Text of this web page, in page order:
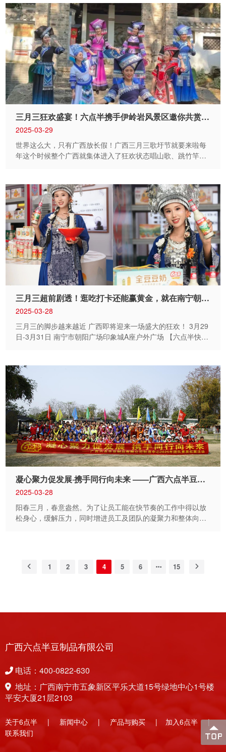
产学研协同创新，促进产业升级，助力广西实现高质量发
展。“全豆豆奶品质及功能性提升关键技术研究与应用示范”项
目的正式启动，标志着公司以科技创新为引擎、推动产业升级
的战略迈入了全新的阶段。 六点半公司总裁周九平、副总裁兼
总裁助理邓云文、北部湾大学教授吴海波、广西臻业诚产业高
质量发展研究院常务副院长韦尚江、工程师冯仕江和六点半公
司研发部经理卢莉、财务部经理孙梓航以及项目组的其他核心
成员出席了会议，共商项目相关事宜。 首先，吴海波教授
对项目任务书进行了深入解读，系统阐述了研究内容、里程碑
节点、研究目标及关键任务。该项目紧抓高附加值全豆豆奶的
广阔市场前景，通过全豆技术的利用、功能性成分的精准强化
以及生产工艺的创新，聚焦于功能性全豆豆奶的...
三月三狂欢盛宴！六点半携手伊岭岩风景区邀你共赏壮乡风情！
2025-03-29
世界这么大，只有广西放长假！广西三月三歌圩节就要来啦每
年这个时候整个广西就集体进入了狂欢状态唱山歌、跳竹竿
一场别开生面的民俗文化盛宴！这份游玩攻略请收好！ 三月
三嗨翻壮乡，中豆得豆好运长 活动时间 3月29日—3月31日
9:00-17:30 活动地点 伊岭岩风景区溶洞出口前空地 活动内容
免费试饮：现场品尝6点半豆奶，享受健康美味 抽签活动：试
试你的三月三运气抽中即可赢取6点半周边好礼 套圈游戏：套
中目标6点半豆奶直接带回家 民俗+非遗 欢乐玩不停 活动内
容 民俗歌舞表演，精彩的民俗歌舞表演将为您呈现一场视听
盛宴，让您亲身感受壮族文化的深厚底蕴与独特魅力。 活动时
间 3月30日-31日13:00—14:00 活动地点 伊岭岩景区舞台
武鸣山歌协会歌手即兴表演 表演内容 武鸣山歌协会歌手将带
来即兴表演，一首首悠扬的山歌，诉说着壮族的古老传说，赞
美着壮乡的美丽山水。 表...
三月三超前剧透！逛吃打卡还能赢黄金，就在南宁朝阳印象城！
2025-03-28
三月三的脚步越来越近 广西即将迎来一场盛大的狂欢！ 3月29
日-3月31日 南宁市朝阳广场印象城A座户外广场 【六点半快闪
逛吃打卡还能赢黄金 让你“一步到味，邕有快乐” “广西十八
怪”欢迎你来猜 一提起广西，大家通常就会想到桂林山水、龙
脊梯田、德天瀑布等风景名胜，然而广西还有许多鲜为人知的
冷知识，比如神秘的“广西有十八怪”。每一怪都对应着广西的
一处独特景点，像 “绣球最大马最矮”，说的就是广西靖西旧州
那大如车轮的绣球以及德保小巧玲珑的矮马；“稻谷种到云天
外”，描绘的是龙胜龙脊梯田，沿着高耸山峰层层铺展，仿佛延
伸至天际的壮丽景象。这“十八怪”你又知道其中的哪一怪呢？
三月三期间，欢迎大家前往六点半快闪展位，积极参与 “广西
十八怪” 欢迎你来猜有奖问答活动，答对问题就能将六点半的
精美周边收入囊中！ 朋友圈打...
凝心聚力促发展·携手同行向未来 ——广西六点半豆制品有限公司主题团建活动圆满举行
2025-03-28
阳春三月，春意盎然。为了让员工能在快节奏的工作中得以放
松身心，缓解压力，同时增进员工及团队的凝聚力和整体向心
拓展教练的带领下，全体员工通过破冰游戏迅速拉近距离。随
机组建的10支战队在队旗绘制、口号设计中碰撞创意，“冲锋
展开。在 “团队战车” 等各项游戏中，各小组队员紧密配合，凭
活动间隙，一场别开生面的员工入职周年庆仪式也热烈展开。
1 2 3 4 5 6 15
广西六点半豆制品有限公司
电话：400-0822-630
地址：广西南宁市五象新区平乐大道15号绿地中心1号楼
平安大厦21层2103
关于6点半 | 新闻中心 | 产品与购买 | 加入6点半 |
联系我们